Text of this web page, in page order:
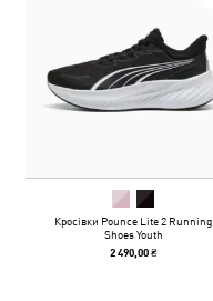
Кросівки Pounce Lite 2 Running
Shoes Youth
2 490,00 ₴